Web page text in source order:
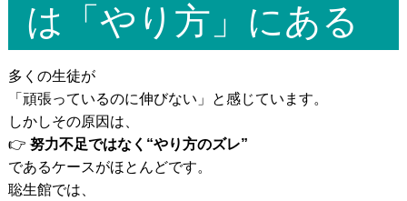
は「やり方」にある
多くの生徒が
「頑張っているのに伸びない」と感じています。
しかしその原因は、
👉努力不足ではなく“やり方のズレ”
であるケースがほとんどです。
聡生館では、